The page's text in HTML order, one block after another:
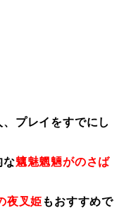
プレイをすでにし
な魑魅魍魎がのさば
夜叉姫 もおすすめで